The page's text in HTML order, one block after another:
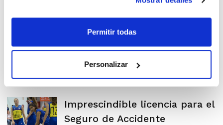
Permitir todas
Personalizar
COVID-19: Partidos amistosos
Imprescindible licencia para el
Seguro de Accidente